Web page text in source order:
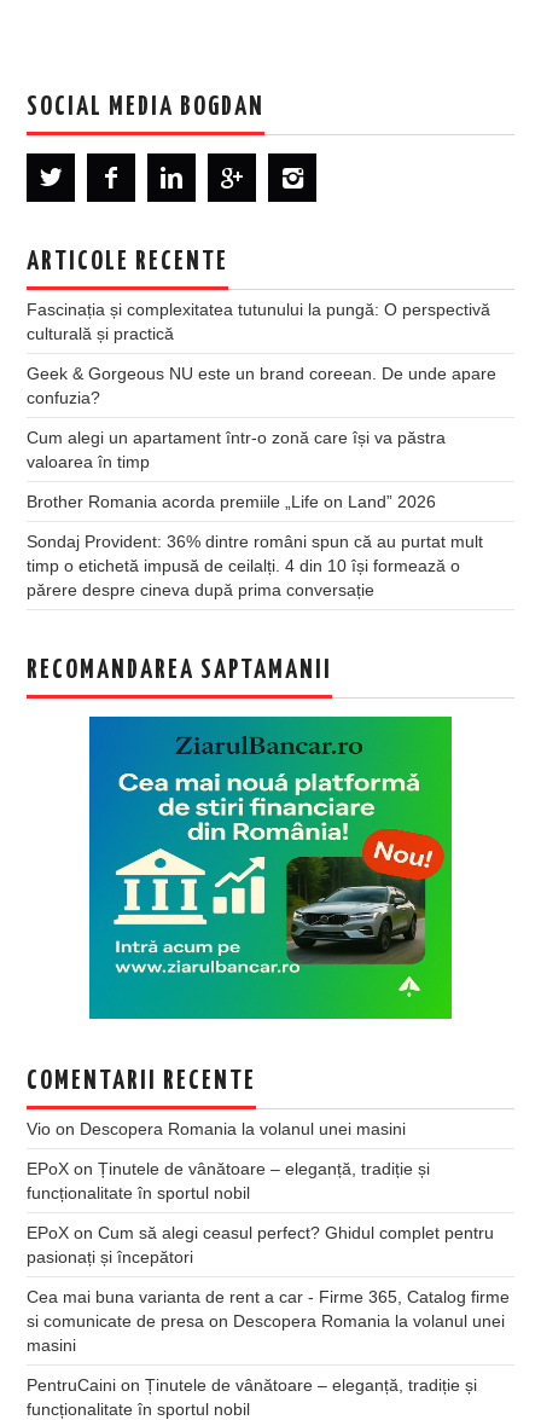
SOCIAL MEDIA BOGDAN
ARTICOLE RECENTE
Fascinația și complexitatea tutunului la pungă: O perspectivă
culturală și practică
Geek & Gorgeous NU este un brand coreean. De unde apare
confuzia?
Cum alegi un apartament într-o zonă care își va păstra
valoarea în timp
Brother Romania acorda premiile „Life on Land” 2026
Sondaj Provident: 36% dintre români spun că au purtat mult
timp o etichetă impusă de ceilalți. 4 din 10 își formează o
părere despre cineva după prima conversație
RECOMANDAREA SAPTAMANII
COMENTARII RECENTE
Vio on Descopera Romania la volanul unei masini
EPoX onȚinutele de vânătoare – eleganță, tradiție și
funcționalitate în sportul nobil
EPoX onCum să alegi ceasul perfect? Ghidul complet pentru
pasionați și începători
Cea mai buna varianta de rent a car - Firme 365, Catalog firme
si comunicate de presa on Descopera Romania la volanul unei
masini
PentruCaini onȚinutele de vânătoare – eleganță, tradiție și
funcționalitate în sportul nobil